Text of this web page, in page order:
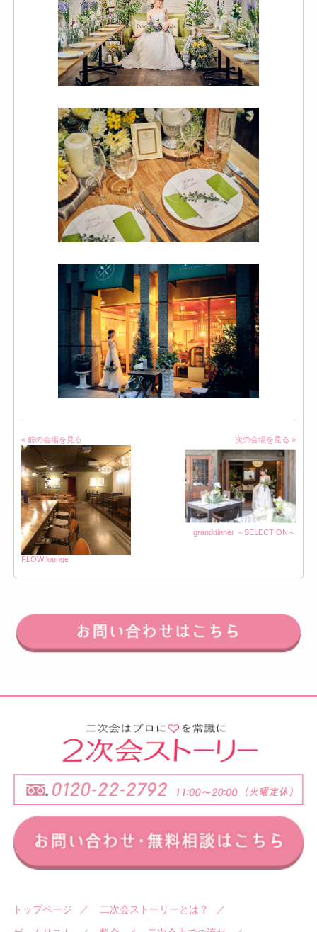
« 前の会場を見る
FLOW lounge
次の会場を見る »
granddinner ～SELECTION～
トップページ ／ 二次会ストーリーとは？ ／